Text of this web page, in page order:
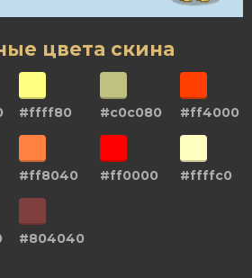
цвета скина
#ffff80 #c0c080 #ff4000
#ff8040 #ff0000 #ffffc0
#804040